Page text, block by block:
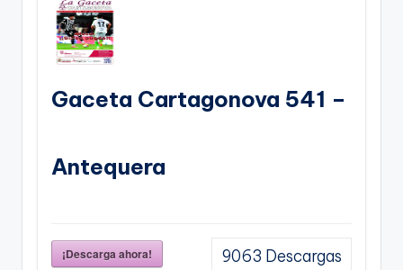
Gaceta Cartagonova 541 –
Antequera
¡Descarga ahora! 9063 Descargas